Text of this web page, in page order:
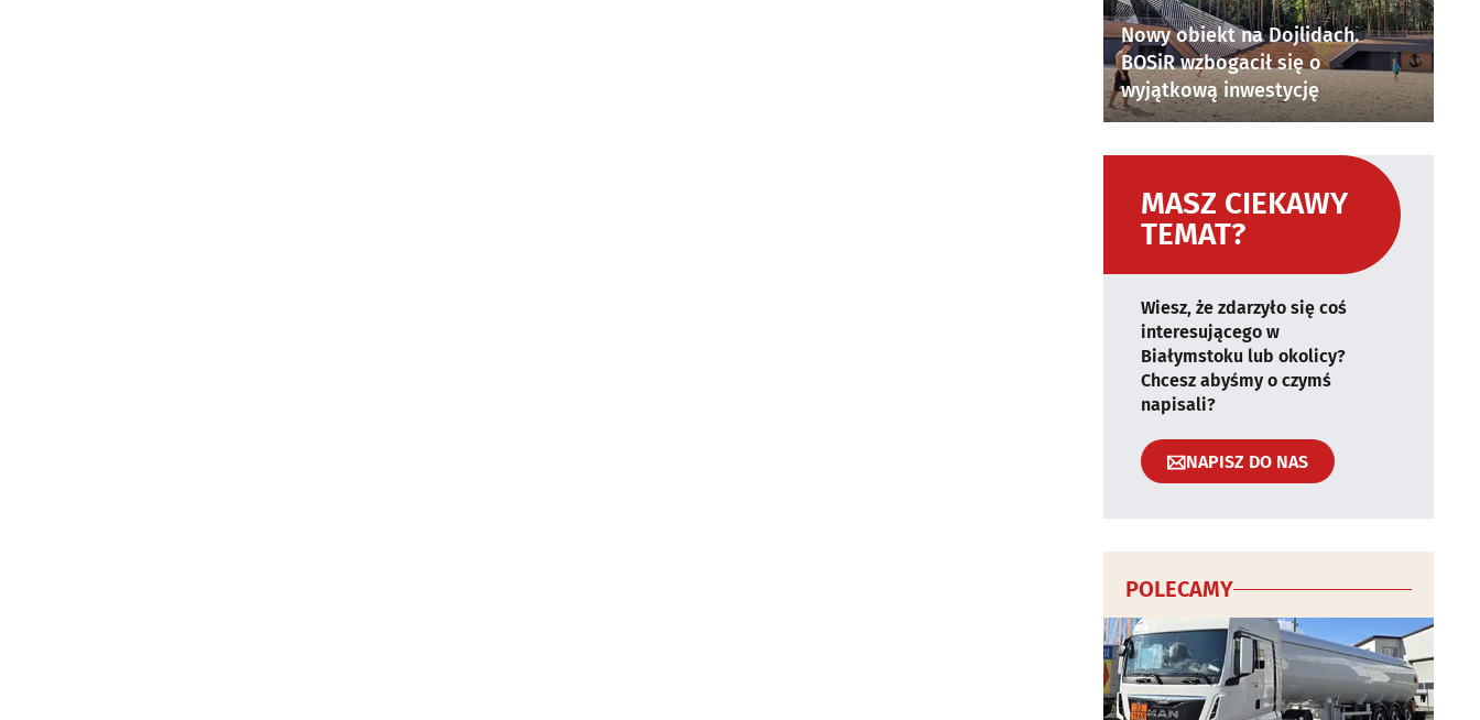
Nowy obiekt na Dojlidach.
BOSiR wzbogacił się o
wyjątkową inwestycję
MASZ CIEKAWY
TEMAT?
Wiesz, że zdarzyło się coś
interesującego w
Białymstoku lub okolicy?
Chcesz abyśmy o czymś
napisali?
NAPISZ DO NAS
POLECAMY